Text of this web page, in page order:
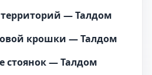
территорий — Талдом
крошки — Талдом
стоянок — Талдом